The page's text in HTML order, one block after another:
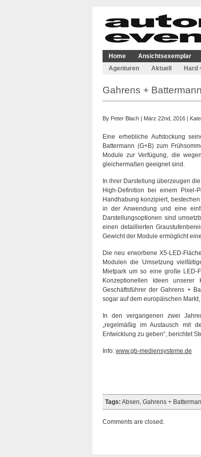
Home Ansichtsexemplar
Agenturen
Aktuell Hard
Gahrens +
By Peter Blach | März 22nd, 2016 |
Eine erhebliche Aufstockung
Battermann (G+B) zum
Module zur Verfügung, die
gleichermaßen geeignet sind.
In ihrer Darstellung überzeugen
High-Definition bei einem Pixel-
Handhabung konzipiert,
in der Anwendung und eine
Darstellungsoptionen sind
einen detaillierten
Gewicht der Module ermöglicht
Die neu erworbene X5-LED-
Modulen die Umsetzung
Mietpark um so eine große LED-
Konzeptionellen Ideen
Geschäftsführer der Gahrens +
sogar auf dem europäischen
In den vergangenen zwei
„regelmäßig im Austausch mit
Entwicklung zu geben“, berichtet
Info: www.gb-mediensysteme.de
Tags: Absen, Gahrens +
Comments are closed.